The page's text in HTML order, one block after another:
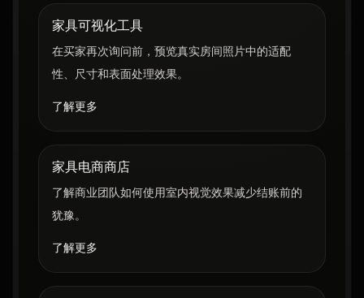
家具可视化工具
在买家再次询问前，预览真实房间照片中的适配
性、尺寸和表面处理效果。
了解更多
家具电商商店
了解商业团队如何使用室内视觉效果减少结账前的
犹豫。
了解更多